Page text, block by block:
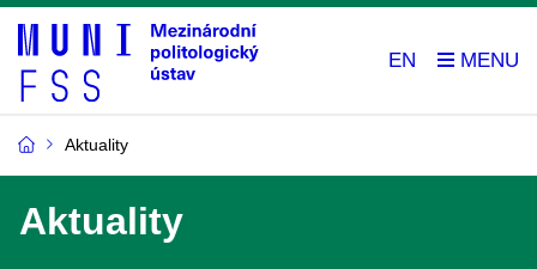
EN
Aktuality
Aktuality